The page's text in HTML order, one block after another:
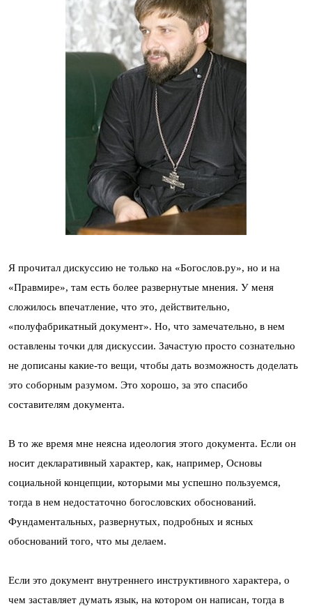
Я прочитал дискуссию не только на «Богослов.ру», но и на
«Правмире», там есть более развернутые мнения. У меня
сложилось впечатление, что это, действительно,
«полуфабрикатный документ». Но, что замечательно, в нем
оставлены точки для дискуссии. Зачастую просто сознательно
не дописаны какие-то вещи, чтобы дать возможность доделать
это соборным разумом. Это хорошо, за это спасибо
составителям документа.
В то же время мне неясна идеология этого документа. Если он
носит декларативный характер, как, например, Основы
социальной концепции, которыми мы успешно пользуемся,
тогда в нем недостаточно богословских обоснований.
Фундаментальных, развернутых, подробных и ясных
обоснований того, что мы делаем.
Если это документ внутреннего инструктивного характера, о
чем заставляет думать язык, на котором он написан, тогда в